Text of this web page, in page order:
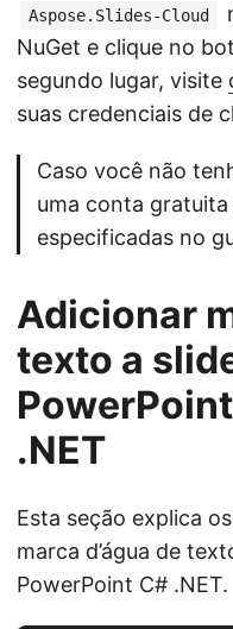
Aspose.Slides-Cloud
NuGet e clique no
segundo lugar, visite
suas credenciais de
Caso você não
uma conta
especificadas no
Adicionar
texto a
.NET
Esta seção explica
marca d’água de
PowerPoint C# .NET.